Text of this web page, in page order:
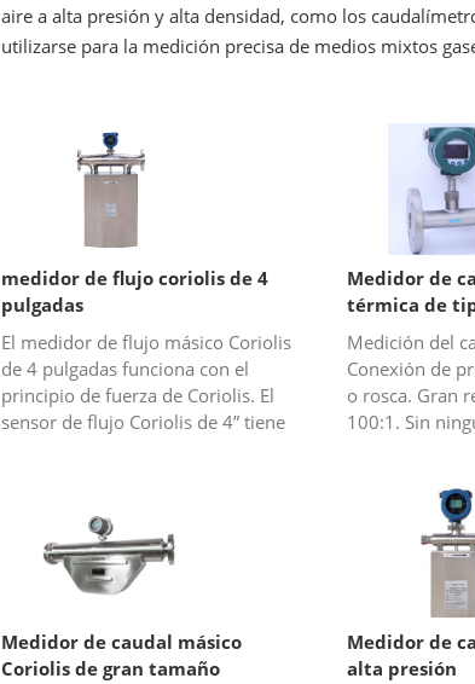
aire a alta presión y alta densidad, como los
utilizarse para la medición precisa de medios mixtos
medidor de flujo coriolis de 4
pulgadas
El medidor de flujo másico Coriolis
de 4 pulgadas funciona con el
principio de fuerza de Coriolis. El
sensor de flujo Coriolis de 4” tiene
Medidor de
térmica de
Medición del
Conexión de
o rosca. Gran
100:1. Sin
Medidor de caudal másico
Coriolis de gran tamaño
Medidor de
alta presión